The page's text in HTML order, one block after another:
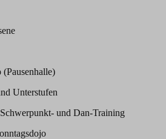
Unterstufen
und Dan-Training